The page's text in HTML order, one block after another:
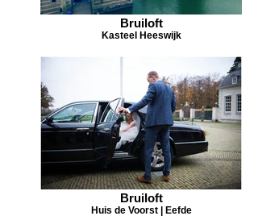
Bruiloft
Kasteel Heeswijk
Bruiloft
Huis de Voorst | Eefde